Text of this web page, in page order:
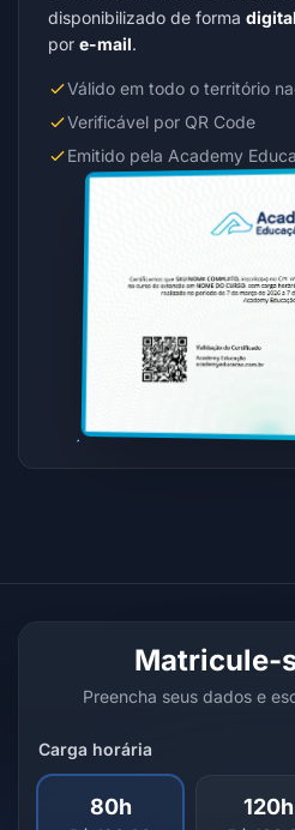
disponibilizado de forma digital
por e-mail.
Válido em todo o território
Verificável por QR Code
Emitido pela Academy
Matricule-
Preencha seus dados e
Carga horária
80h 120h